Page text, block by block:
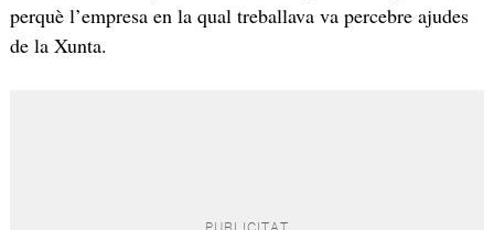
perquè l’empresa en la qual treballava va percebre ajudes
de la Xunta.